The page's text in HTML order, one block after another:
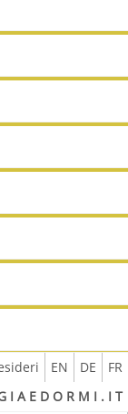
FR
DE
EN
I A E D O R M I . I T